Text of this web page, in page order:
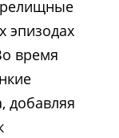
эпизодах
время
добавляя